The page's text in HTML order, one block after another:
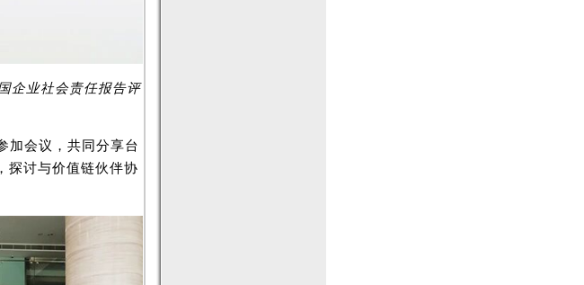
企业社会责任报告评
加会议，共同分享台
探讨与价值链伙伴协